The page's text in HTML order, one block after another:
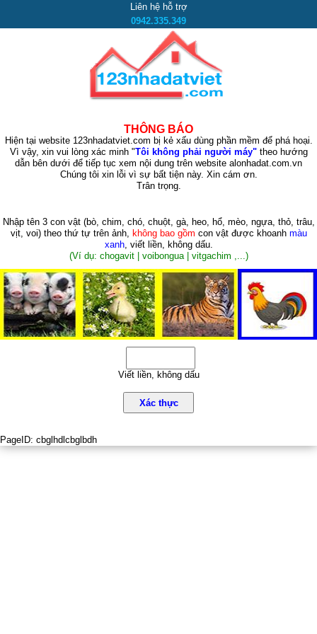
Liên hệ hỗ trợ
0942.335.349
THÔNG BÁO
Hiện tại website 123nhadatviet.com bị kẻ xấu dùng phần mềm để phá hoại.
Vì vậy, xin vui lòng xác minh "Tôi không phải người máy"theo hướng
dẫn bên dưới để tiếp tục xem nội dung trên website alonhadat.com.vn
Chúng tôi xin lỗi vì sự bất tiện này. Xin cám ơn.
Trân trọng.
Nhập tên 3 con vật (bò, chim, chó, chuột, gà, heo, hổ, mèo, ngựa, thỏ, trâu,
vịt, voi)theo thứ tự trên ảnh, không bao gồm con vật được khoanh màu
xanh, viết liền, không dấu.
(Ví dụ: chogavit | voibongua | vitgachim ,...)
Viết liền, không dấu
Xác thực
PageID: cbglhdlcbglbdh